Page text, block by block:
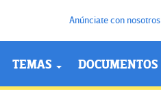
Anúnciate con nosotros
TEMAS DOCUMENTOS